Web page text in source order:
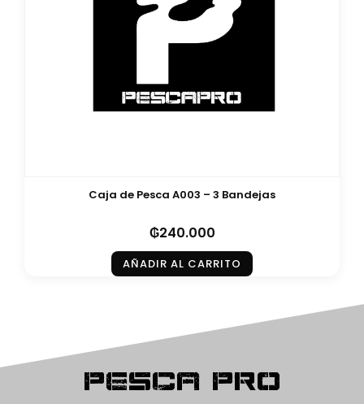
Caja de Pesca A003 – 3 Bandejas
₲240.000
AÑADIR AL CARRITO
Pesca Pro